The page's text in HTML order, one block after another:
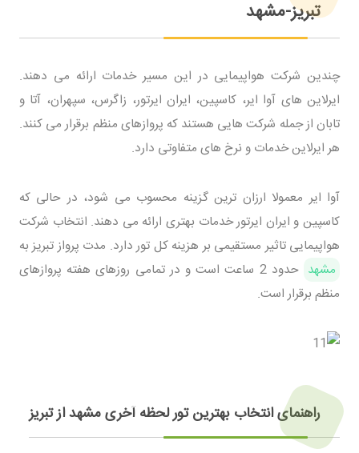
تبریز-مشهد
چندین شرکت هواپیمایی در این مسیر خدمات ارائه می دهند.
ایرلاین های آوا ایر، کاسپین، ایران ایرتور، زاگرس، سپهران، آتا و
تابان از جمله شرکت هایی هستند که پروازهای منظم برقرار می کنند.
هر ایرلاین خدمات و نرخ های متفاوتی دارد.
آوا ایر معمولا ارزان ترین گزینه محسوب می شود، در حالی که
کاسپین و ایران ایرتور خدمات بهتری ارائه می دهند. انتخاب شرکت
هواپیمایی تاثیر مستقیمی بر هزینه کل تور دارد. مدت پرواز تبریز به
مشهد
حدود 2 ساعت است و در تمامی روزهای هفته پروازهای
منظم برقرار است.
راهنمای انتخاب بهترین تور لحظه آخری مشهد از تبریز